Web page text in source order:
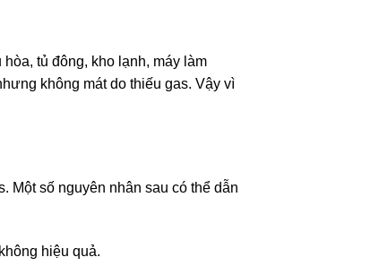
tủ đông, kho lạnh, máy làm
không mát do thiếu gas. Vậy vì
Một số nguyên nhân sau có thể dẫn
hiệu quả.